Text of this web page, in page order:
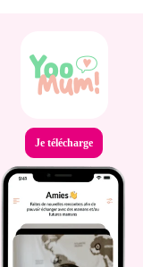
Je télécharge